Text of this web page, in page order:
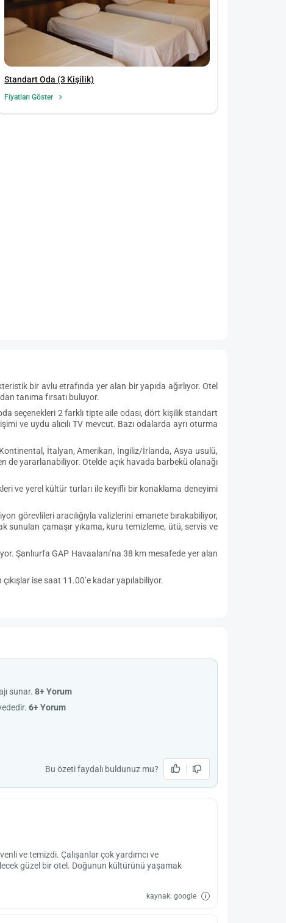
Standart Oda (3 Kişilik)
Fiyatları Göster
bir avlu etrafında yer alan bir yapıda ağırlıyor. Otel
tanıma fırsatı buluyor.
seçenekleri 2 farklı tipte aile odası, dört kişilik standart
ve uydu alıcılı TV mevcut. Bazı odalarda ayrı oturma
İtalyan, Amerikan, İngiliz/İrlanda, Asya usulü,
de yararlanabiliyor. Otelde açık havada barbekü olanağı
ve yerel kültür turları ile keyifli bir konaklama deneyimi
görevlileri aracılığıyla valizlerini emanete bırakabiliyor,
çamaşır yıkama, kuru temizleme, ütü, servis ve
Şanlıurfa GAP Havaalanı’na 38 km mesafede yer alan
ise saat 11.00’e kadar yapılabiliyor.
sunar.8+ Yorum
6+ Yorum
Bu özeti faydalı buldunuz mu?
ve temizdi. Çalışanlar çok yardımcı ve
güzel bir otel. Doğunun kültürünü yaşamak
kaynak: google